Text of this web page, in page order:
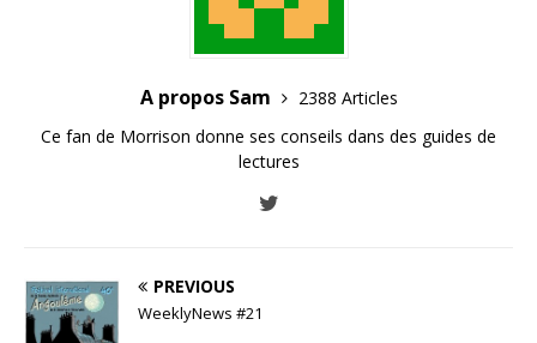
A propos Sam
2388 Articles
Ce fan de Morrison donne ses conseils dans des guides de
lectures
PREVIOUS
WeeklyNews #21